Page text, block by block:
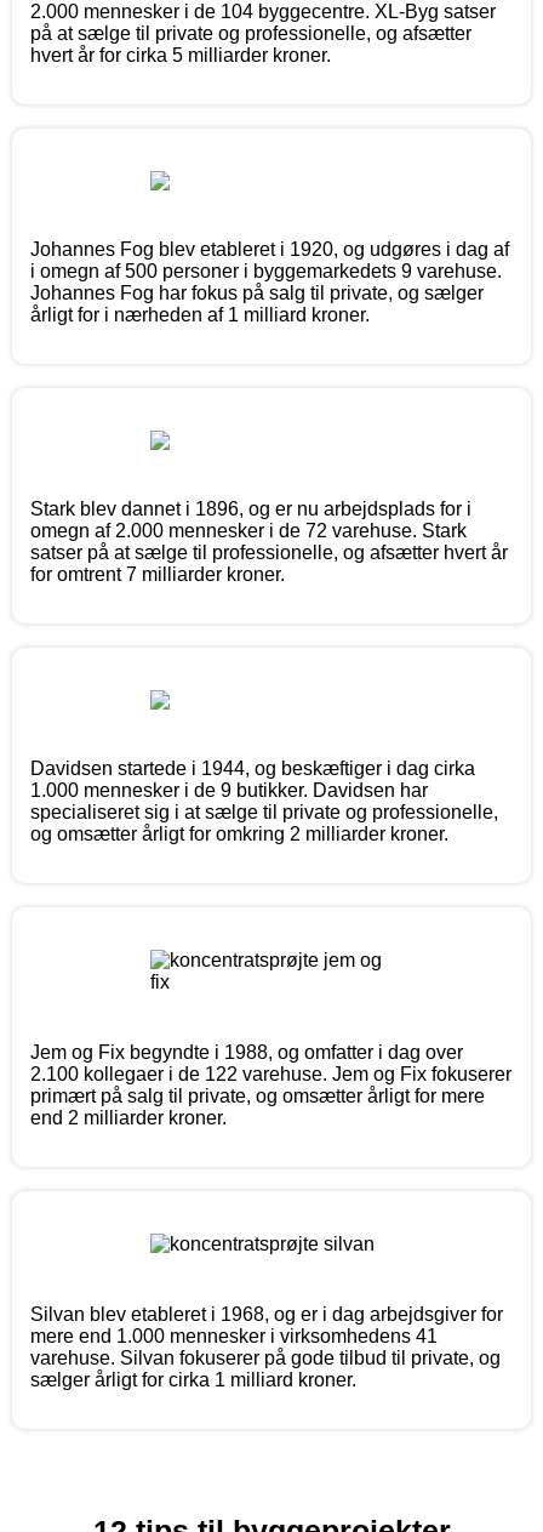
2.000 mennesker i de 104 byggecentre. XL-Byg satser
på at sælge til private og professionelle, og afsætter
hvert år for cirka 5 milliarder kroner.
Johannes Fog blev etableret i 1920, og udgøres i dag af
i omegn af 500 personer i byggemarkedets 9 varehuse.
Johannes Fog har fokus på salg til private, og sælger
årligt for i nærheden af 1 milliard kroner.
Stark blev dannet i 1896, og er nu arbejdsplads for i
omegn af 2.000 mennesker i de 72 varehuse. Stark
satser på at sælge til professionelle, og afsætter hvert år
for omtrent 7 milliarder kroner.
Davidsen startede i 1944, og beskæftiger i dag cirka
1.000 mennesker i de 9 butikker. Davidsen har
specialiseret sig i at sælge til private og professionelle,
og omsætter årligt for omkring 2 milliarder kroner.
Jem og Fix begyndte i 1988, og omfatter i dag over
2.100 kollegaer i de 122 varehuse. Jem og Fix fokuserer
primært på salg til private, og omsætter årligt for mere
end 2 milliarder kroner.
Silvan blev etableret i 1968, og er i dag arbejdsgiver for
mere end 1.000 mennesker i virksomhedens 41
varehuse. Silvan fokuserer på gode tilbud til private, og
sælger årligt for cirka 1 milliard kroner.